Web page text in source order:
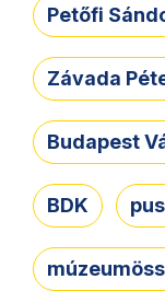
Petőfi
Závada
Budapest
BDK